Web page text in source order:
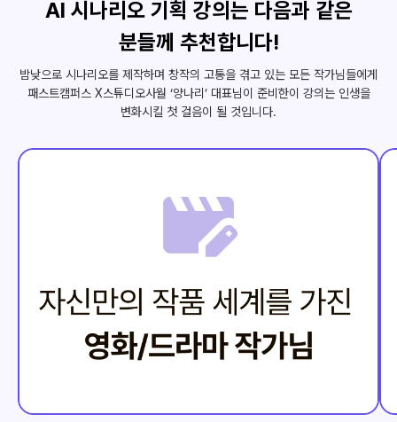
AI 시나리오 기획 강의는 다음과 같은
분들께 추천합니다!
밤낮으로 시나리오를 제작하며 창작의 고통을 겪고 있는 모든 작가님들에게
패스트캠퍼스 X스튜디오사월 ‘양나리’ 대표님이 준비한이 강의는 인생을
변화시킬 첫 걸음이 될 것입니다.